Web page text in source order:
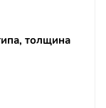
толщина